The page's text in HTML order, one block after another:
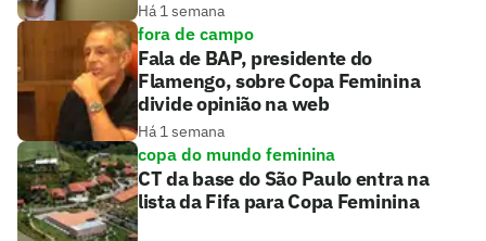
Há 1 semana
fora de campo
Fala de BAP, presidente do
Flamengo, sobre Copa Feminina
divide opinião na web
Há 1 semana
copa do mundo feminina
CT da base do São Paulo entra na
lista da Fifa para Copa Feminina